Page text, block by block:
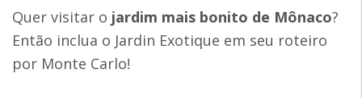
Quer visitar o jardim mais bonito de Mônaco?
Então inclua o Jardin Exotique em seu roteiro
por Monte Carlo!